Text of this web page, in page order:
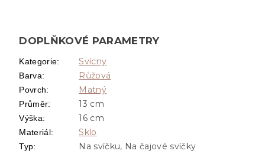
DOPLŇKOVÉ PARAMETRY
Kategorie: Svícny
Barva: Růžová
Povrch: Matný
Průměr: 13 cm
Výška: 16 cm
Materiál: Sklo
Typ: Na svíčku, Na čajové svíčky